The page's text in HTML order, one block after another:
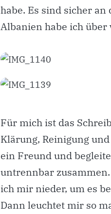
habe. Es sind sicher
Albanien habe ich
Für mich ist das
Klärung, Reinigung
ein Freund und
untrennbar zusammen.
ich mir nieder, um es
Dann leuchtet mir so